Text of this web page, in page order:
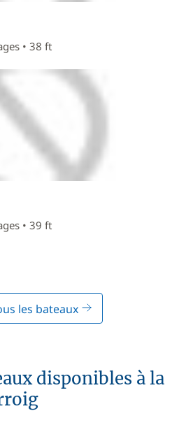
• 38 ft
• 39 ft
les bateaux
disponibles à la